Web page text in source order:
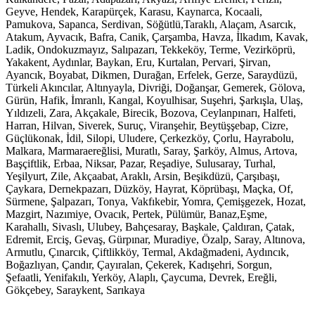
Geyve, Hendek, Karapürçek, Karasu, Kaynarca, Kocaali,
Pamukova, Sapanca, Serdivan, Söğütlü,Taraklı, Alaçam, Asarcık,
Atakum, Ayvacık, Bafra, Canik, Çarşamba, Havza, İlkadım, Kavak,
Ladik, Ondokuzmayız, Salıpazarı, Tekkeköy, Terme, Vezirköprü,
Yakakent, Aydınlar, Baykan, Eru, Kurtalan, Pervari, Şirvan,
Ayancık, Boyabat, Dikmen, Durağan, Erfelek, Gerze, Saraydüzü,
Türkeli Akıncılar, Altınyayla, Divriği, Doğanşar, Gemerek, Gölova,
Gürün, Hafik, İmranlı, Kangal, Koyulhisar, Suşehri, Şarkışla, Ulaş,
Yıldızeli, Zara, Akçakale, Birecik, Bozova, Ceylanpınarı, Halfeti,
Harran, Hilvan, Siverek, Suruç, Viranşehir, Beytüşşebap, Cizre,
Güçlükonak, İdil, Silopi, Uludere, Çerkezköy, Çorlu, Hayrabolu,
Malkara, Marmaraereğlisi, Muratlı, Saray, Şarköy, Almus, Artova,
Başçiftlik, Erbaa, Niksar, Pazar, Reşadiye, Sulusaray, Turhal,
Yeşilyurt, Zile, Akçaabat, Araklı, Arsin, Beşikdüzü, Çarşıbaşı,
Çaykara, Dernekpazarı, Düzköy, Hayrat, Köprübaşı, Maçka, Of,
Sürmene, Şalpazarı, Tonya, Vakfıkebir, Yomra, Çemişgezek, Hozat,
Mazgirt, Nazımiye, Ovacık, Pertek, Pülümür, Banaz,Eşme,
Karahallı, Sivaslı, Ulubey, Bahçesaray, Başkale, Çaldıran, Çatak,
Edremit, Erciş, Gevaş, Gürpınar, Muradiye, Özalp, Saray, Altınova,
Armutlu, Çınarcık, Çiftlikköy, Termal, Akdağmadeni, Aydıncık,
Boğazlıyan, Çandır, Çayıralan, Çekerek, Kadışehri, Sorgun,
Şefaatli, Yenifakılı, Yerköy, Alaplı, Çaycuma, Devrek, Ereğli,
Gökçebey, Saraykent, Sarıkaya